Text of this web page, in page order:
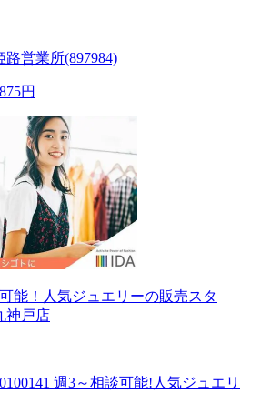
営業所(897984)
円
能！人気ジュエリーの販売スタ
戸店
週3～相談可能!人気ジュエリ